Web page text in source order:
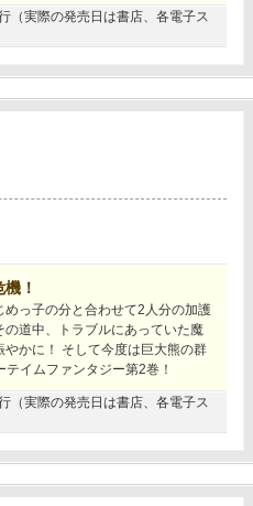
（実際の発売日は書店、各電子ス
！
っ子の分と合わせて2人分の加護
道中、トラブルにあっていた魔
かに！ そして今度は巨大熊の群
イムファンタジー第2巻！
（実際の発売日は書店、各電子ス